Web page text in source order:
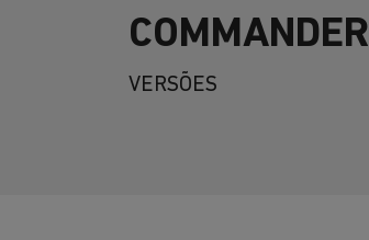
COMMANDER
VERSÕES